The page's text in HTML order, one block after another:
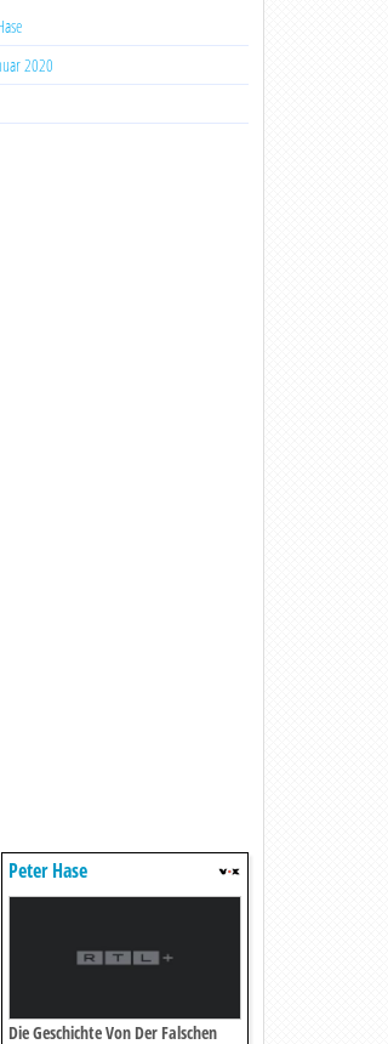
2020
Peter Hase
Die Geschichte Von Der Falschen